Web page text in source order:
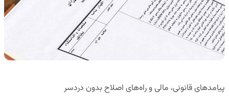
پیامدهای قانونی، مالی و راه‌های اصلاح بدون دردسر